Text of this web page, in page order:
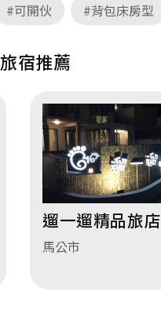
#可開伙 #背包床房型
宿推薦
遛一遛精品旅店
馬公市